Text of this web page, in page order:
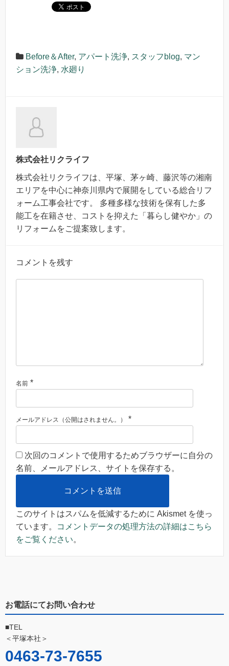
Before＆After, アパート洗浄, スタッフblog, マン
ション洗浄, 水廻り
株式会社リクライフ
株式会社リクライフは、平塚、茅ヶ崎、藤沢等の湘南
エリアを中心に神奈川県内で展開をしている総合リフ
ォーム工事会社です。 多種多様な技術を保有した多
能工を在籍させ、コストを抑えた「暮らし健やか」の
リフォームをご提案致します。
コメントを残す
名前 *
メールアドレス（公開はされません。） *
次回のコメントで使用するためブラウザーに自分の
名前、メールアドレス、サイトを保存する。
このサイトはスパムを低減するために Akismet を使っ
ています。
コメントデータの処理方法の詳細はこちら
をご覧ください。
お電話にてお問い合わせ
■TEL
＜平塚本社＞
0463-73-7655